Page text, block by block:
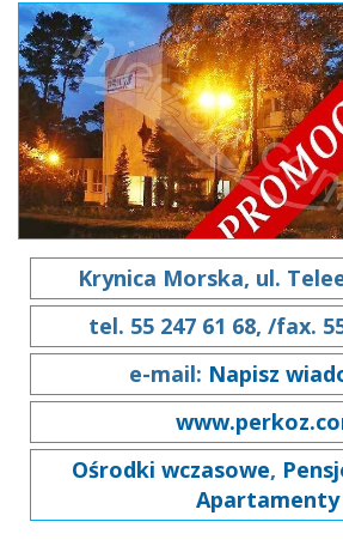
Krynica Morska, ul.
tel. 55 247 61 68, /fax.
e-mail: Napisz
Ośrodki wczasowe,
Apartamenty